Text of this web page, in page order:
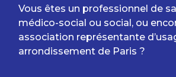
Vous êtes un professionnel de
médico-social ou social, ou
association représentante
arrondissement de Paris ?